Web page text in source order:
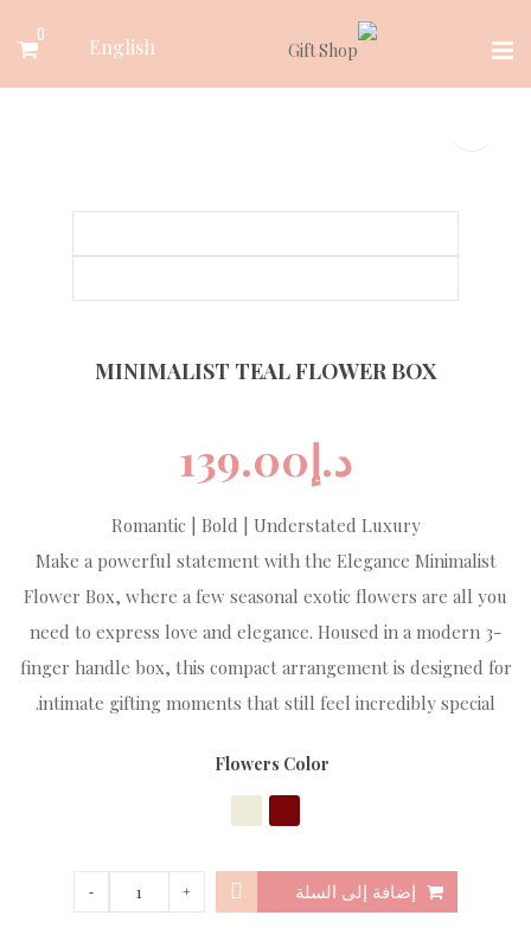
0 English
MINIMALIST TEAL FLOWER BOX
د.إ139.00
Romantic | Bold | Understated Luxury
Make a powerful statement with the Elegance Minimalist
Flower Box, where a few seasonal exotic flowers are all you
need to express love and elegance. Housed in a modern 3-
finger handle box, this compact arrangement is designed for
intimate gifting moments that still feel incredibly special.
Flowers Color
إضافة إلى السلة